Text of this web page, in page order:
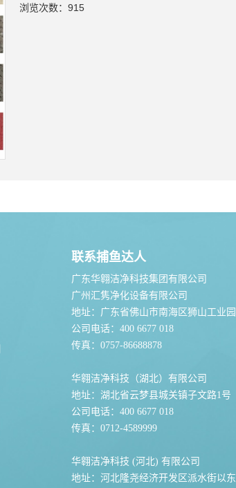
浏览次数：915
联系捕鱼达人
广东华翱洁净科技集团有限公司
广州汇隽净化设备有限公司
地址：广东省佛山市南海区狮山工业
公司电话：400 6677 018
传真：0757-86688878
华翱洁净科技（湖北）有限公司
地址：湖北省云梦县城关镇子文路1号
公司电话：400 6677 018
传真：0712-4589999
华翱洁净科技 (河北) 有限公司
地址：河北隆尧经济开发区派水街以